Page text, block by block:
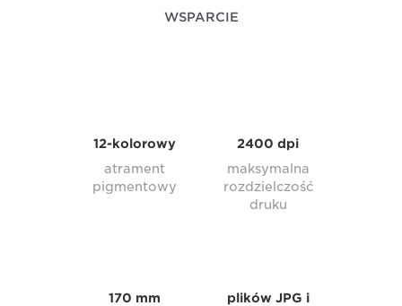
WSPARCIE
12-kolorowy
atrament
pigmentowy
2400 dpi
maksymalna
rozdzielczość
druku
170 mm
plików JPG i